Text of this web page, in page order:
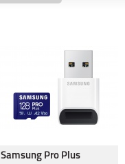
Samsung Pro Plus